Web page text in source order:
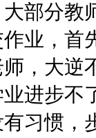
部分教
业，首
，大逆
进步不
习惯，